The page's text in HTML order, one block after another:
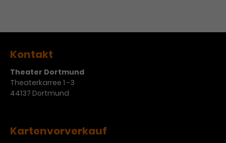
Kontakt
Theater Dortmund
Theaterkarree 1 -3
44137 Dortmund
Kartenvorverkauf